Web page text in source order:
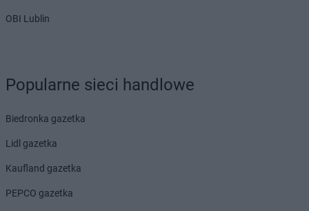
OBI Lublin
Popularne sieci handlowe
Biedronka gazetka
Lidl gazetka
Kaufland gazetka
PEPCO gazetka